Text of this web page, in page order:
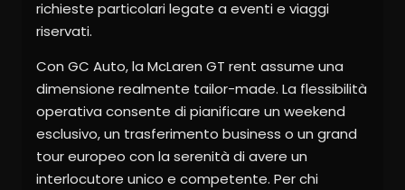
richieste particolari legate a eventi e viaggi
riservati.
Con GC Auto, la McLaren GT rent assume una
dimensione realmente tailor-made. La flessibilità
operativa consente di pianificare un weekend
esclusivo, un trasferimento business o un grand
tour europeo con la serenità di avere un
interlocutore unico e competente. Per chi